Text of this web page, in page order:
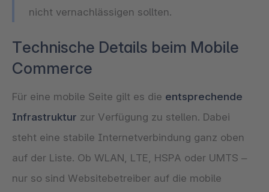
nicht vernachlässigen sollten.
Technische Details beim Mobile
Commerce
Für eine mobile Seite gilt es die entsprechende
Infrastruktur zur Verfügung zu stellen. Dabei
steht eine stabile Internetverbindung ganz oben
auf der Liste. Ob WLAN, LTE, HSPA oder UMTS –
nur so sind Websitebetreiber auf die mobile